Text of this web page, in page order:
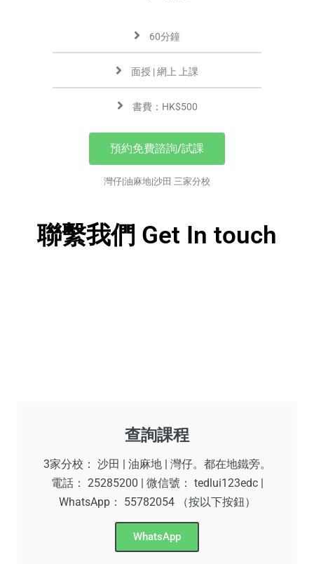
60分鐘
面授 | 網上 上課
書費：HK$500
預約免費諮詢/試課
灣仔|油麻地|沙田 三家分校
聯繫我們 Get In touch
查詢課程
3家分校： 沙田 | 油麻地 | 灣仔。都在地鐵旁。
電話： 25285200 | 微信號： tedlui123edc |
WhatsApp： 55782054 （按以下按鈕）
WhatsApp